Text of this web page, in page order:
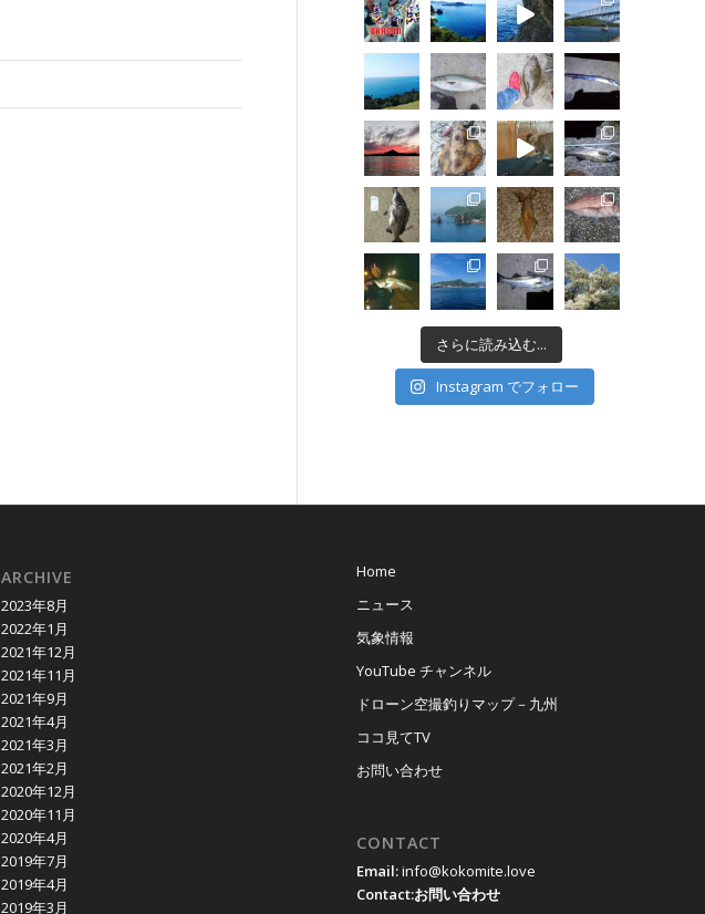
さらに読み込む...
Instagram でフォロー
ARCHIVE
2023年8月
2022年1月
2021年12月
2021年11月
2021年9月
2021年4月
2021年3月
2021年2月
2020年12月
2020年11月
2020年4月
2019年7月
2019年4月
2019年3月
Home
ニュース
気象情報
YouTube チャンネル
ドローン空撮釣りマップ－九州
ココ見てTV
お問い合わせ
CONTACT
Email:info@kokomite.love
Contact:お問い合わせ